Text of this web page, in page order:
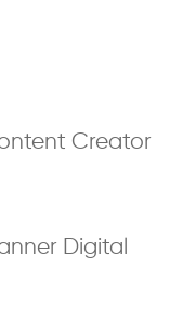
Creator
Digital